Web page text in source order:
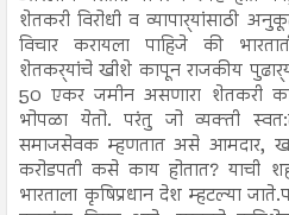
शेतकरी विरोधी व व्यापार्‍यांसाठी
विचार करायला पाहिजे की
शेतकर्‍यांचे खीशे कापून राजकीय
50 एकर जमीन असणारा शेतकरी
भोपळा येतो. परंतु जो व्यक्ती
समाजसेवक म्हणतात असे आमदार,
करोडपती कसे काय होतात? याची
भारताला कृषिप्रधान देश म्हटल्या